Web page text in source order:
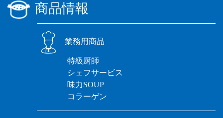
商品情報
業務用商品
特級厨師
シェフサービス
味力SOUP
コラーゲン